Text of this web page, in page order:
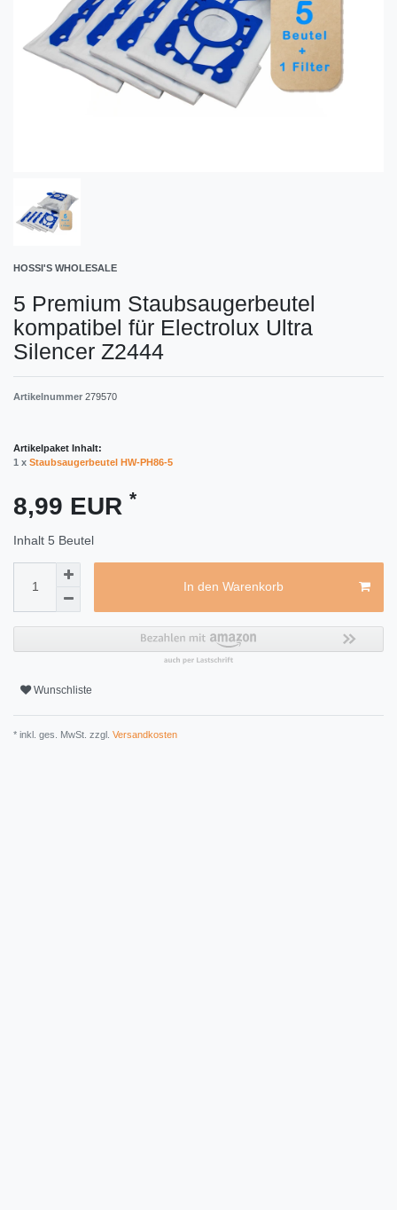
HOSSI'S WHOLESALE
5 Premium Staubsaugerbeutel
kompatibel für Electrolux Ultra
Silencer Z2444
Artikelnummer 279570
Artikelpaket Inhalt:
1 x Staubsaugerbeutel HW-PH86-5
8,99 EUR *
Inhalt 5 Beutel
In den Warenkorb
Wunschliste
* inkl. ges. MwSt. zzgl. Versandkosten